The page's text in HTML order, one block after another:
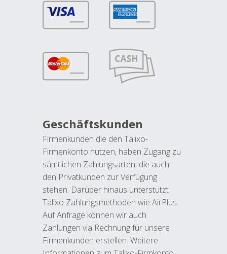
Geschäftskunden
Firmenkunden die den Talixo-
Firmenkonto nutzen, haben Zugang zu
sämtlichen Zahlungsarten, die auch
den Privatkunden zur Verfügung
stehen. Darüber hinaus unterstützt
Talixo Zahlungsmethoden wie AirPlus.
Auf Anfrage können wir auch
Zahlungen via Rechnung für unsere
Firmenkunden erstellen. Weitere